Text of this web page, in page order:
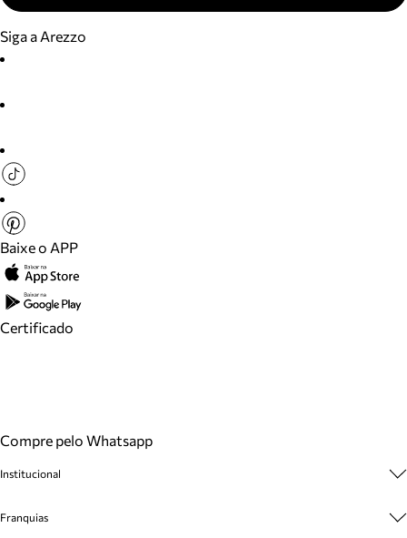
Siga a Arezzo
Baixe o APP
Certificado
Compre pelo Whatsapp
Institucional
Cashback
Franquias